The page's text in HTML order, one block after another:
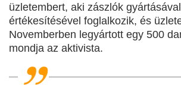
üzletembert, aki zászlók
értékesítésével foglalkozik, és
Novemberben legyártott egy 500
mondja az aktivista.